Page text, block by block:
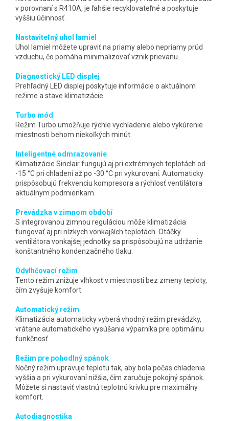
v porovnaní s R410A, je ľahšie recyklovateľné a poskytuje
vyššiu účinnosť.
Nastaviteľný uhol lamiel
Uhol lamiel môžete upraviť na priamy alebo nepriamy prúd
vzduchu, čo pomáha minimalizovať vznik prievanu.
Diagnostický LED displej
Prehľadný LED displej poskytuje informácie o aktuálnom
režime a stave klimatizácie.
Turbo mód
Režim Turbo umožňuje rýchle vychladenie alebo vykúrenie
miestnosti behom niekoľkých minút.
Inteligentné odmrazovanie
Klimatizácie Sinclair fungujú aj pri extrémnych teplotách od
-15 °C pri chladení až po -30 °C pri vykurovaní. Automaticky
prispôsobujú frekvenciu kompresora a rýchlosť ventilátora
aktuálnym podmienkam.
Prevádzka v zimnom období
S integrovanou zimnou reguláciou môže klimatizácia
fungovať aj pri nízkych vonkajších teplotách. Otáčky
ventilátora vonkajšej jednotky sa prispôsobujú na udržanie
konštantného kondenzačného tlaku.
Odvlhčovací režim
Tento režim znižuje vlhkosť v miestnosti bez zmeny teploty,
čím zvyšuje komfort.
Automatický režim
Klimatizácia automaticky vyberá vhodný režim prevádzky,
vrátane automatického vysúšania výparníka pre optimálnu
funkčnosť.
Režim pre pohodlný spánok
Nočný režim upravuje teplotu tak, aby bola počas chladenia
vyššia a pri vykurovaní nižšia, čím zaručuje pokojný spánok.
Môžete si nastaviť vlastnú teplotnú krivku pre maximálny
komfort.
Autodiagnostika